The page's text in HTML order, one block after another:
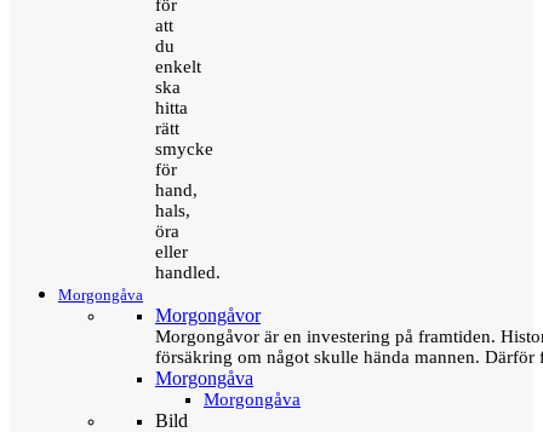
för
att
du
enkelt
ska
hitta
rätt
smycke
för
hand,
hals,
öra
eller
handled.
Morgongåva
Morgongåvor
Morgongåvor är en investering på framtiden.
försäkring om något skulle hända mannen.
Morgongåva
Morgongåva
Bild